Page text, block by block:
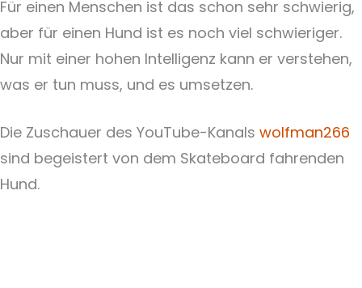
Für einen Menschen ist das schon sehr schwierig,
aber für einen Hund ist es noch viel schwieriger.
Nur mit einer hohen Intelligenz kann er verstehen,
was er tun muss, und es umsetzen.
Die Zuschauer des YouTube-Kanals wolfman266
sind begeistert von dem Skateboard fahrenden
Hund.